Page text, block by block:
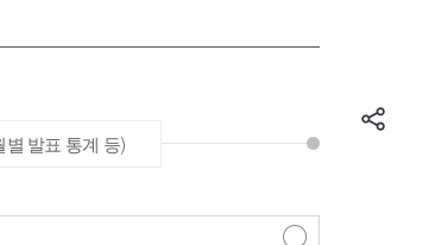
별 발표 통계 등)